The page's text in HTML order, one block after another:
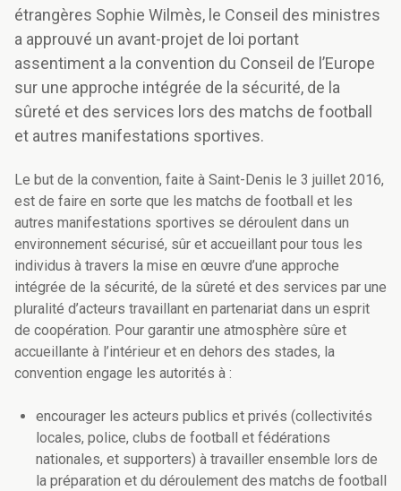
étrangères Sophie Wilmès, le Conseil des ministres
a approuvé un avant-projet de loi portant
assentiment a la convention du Conseil de l’Europe
sur une approche intégrée de la sécurité, de la
sûreté et des services lors des matchs de football
et autres manifestations sportives.
Le but de la convention, faite à Saint-Denis le 3 juillet 2016,
est de faire en sorte que les matchs de football et les
autres manifestations sportives se déroulent dans un
environnement sécurisé, sûr et accueillant pour tous les
individus à travers la mise en œuvre d’une approche
intégrée de la sécurité, de la sûreté et des services par une
pluralité d’acteurs travaillant en partenariat dans un esprit
de coopération. Pour garantir une atmosphère sûre et
accueillante à l’intérieur et en dehors des stades, la
convention engage les autorités à :
encourager les acteurs publics et privés (collectivités
locales, police, clubs de football et fédérations
nationales, et supporters) à travailler ensemble lors de
la préparation et du déroulement des matchs de football